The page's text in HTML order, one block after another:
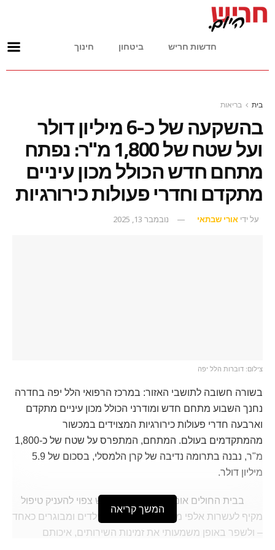
חדשות חריש ביטחון חינוך
בית בריאות
בהשקעה של כ-6 מיליון דולר
ועל שטח של 1,800 מ"ר: נפתח
מתחם חדש הכולל מכון עיניים
מתקדם וחדרי פעולות כירורגיות
על ידי אורי שבתאי נובמבר 13, 2025
צילום: דוברות הלל יפה
בשורה חשובה לתושבי האזור: במרכז הרפואי הלל יפה בחדרה
נחנך השבוע מתחם חדש ומודרני הכולל מכון עיניים מתקדם
וארבעה חדרי פעולות כירורגיות המצוידים במכשור
מהמתקדמים בעולם. המתחם, המתפרס על שטח של כ-1,800
מ"ר, נבנה בתרומה נדיבה של קרן הלמסלי, בסכום של 5.9
מיליון דולר.
בבית החולים אומרים כי המכון החדש צפוי להעניק טיפול
מקיף לעשרות אלפי מטופלים מדי שנה – ילדים ומבוגרים כאחד
– ולשפר באופן משמעותי את זמינות השירותים, איכותם
המשך קריאה